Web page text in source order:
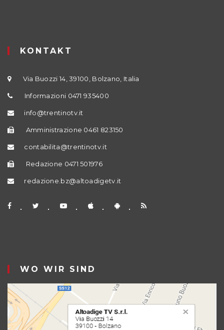
KONTAKT
Via Buozzi 14, 39100, Bolzano, Italia
Informazioni 0471 935400
info@trentinotv.it
Amministrazione 0461 823150
contabilita@trentinotv.it
Redazione 0471 501976
redazione.bz@altoadigetv.it
WO WIR SIND